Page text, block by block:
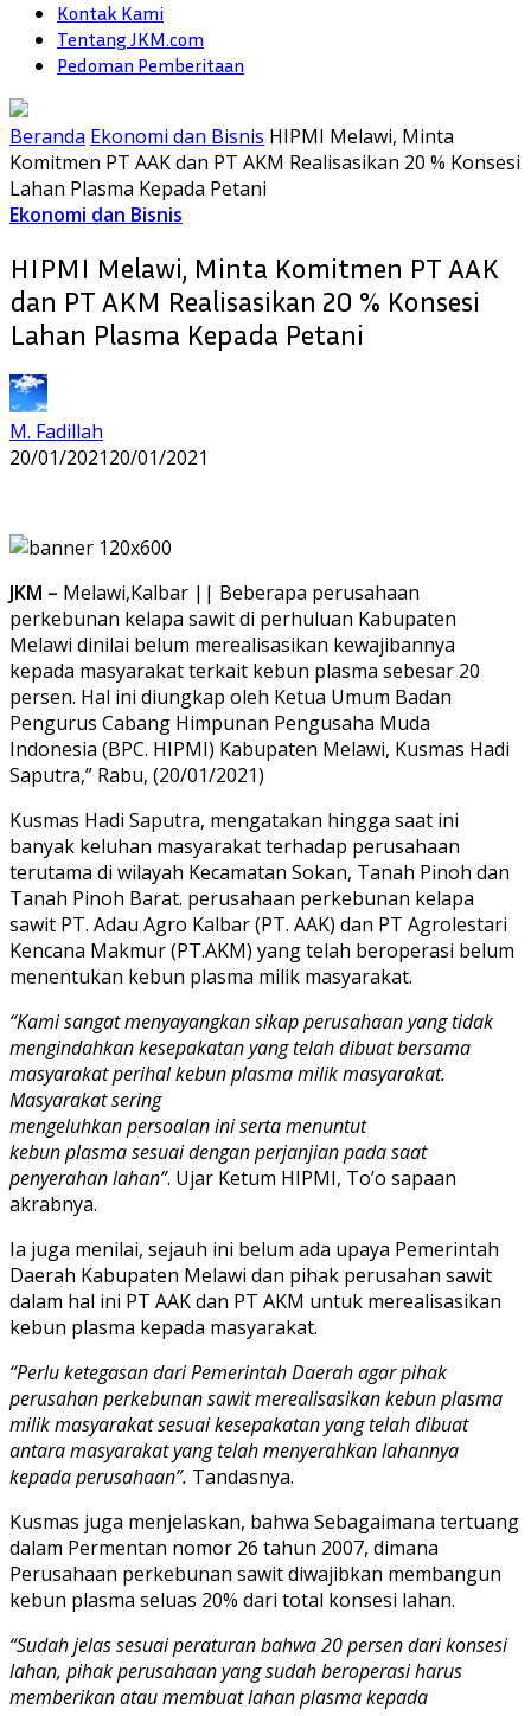
Kontak Kami
Tentang JKM.com
Pedoman Pemberitaan
Beranda Ekonomi dan Bisnis HIPMI Melawi, Minta
Komitmen PT AAK dan PT AKM Realisasikan 20 % Konsesi
Lahan Plasma Kepada Petani
Ekonomi dan Bisnis
HIPMI Melawi, Minta Komitmen PT AAK
dan PT AKM Realisasikan 20 % Konsesi
Lahan Plasma Kepada Petani
M. Fadillah
20/01/202120/01/2021
JKM – Melawi,Kalbar || Beberapa perusahaan
perkebunan kelapa sawit di perhuluan Kabupaten
Melawi dinilai belum merealisasikan kewajibannya
kepada masyarakat terkait kebun plasma sebesar 20
persen. Hal ini diungkap oleh Ketua Umum Badan
Pengurus Cabang Himpunan Pengusaha Muda
Indonesia (BPC. HIPMI) Kabupaten Melawi, Kusmas Hadi
Saputra,” Rabu, (20/01/2021)
Kusmas Hadi Saputra, mengatakan hingga saat ini
banyak keluhan masyarakat terhadap perusahaan
terutama di wilayah Kecamatan Sokan, Tanah Pinoh dan
Tanah Pinoh Barat. perusahaan perkebunan kelapa
sawit PT. Adau Agro Kalbar (PT. AAK) dan PT Agrolestari
Kencana Makmur (PT.AKM) yang telah beroperasi belum
menentukan kebun plasma milik masyarakat.
“Kami sangat menyayangkan sikap perusahaan yang tidak
mengindahkan kesepakatan yang telah dibuat bersama
masyarakat perihal kebun plasma milik masyarakat.
Masyarakat sering
mengeluhkan persoalan ini serta menuntut
kebun plasma sesuai dengan perjanjian pada saat
penyerahan lahan”. Ujar Ketum HIPMI, To’o sapaan
akrabnya.
Ia juga menilai, sejauh ini belum ada upaya Pemerintah
Daerah Kabupaten Melawi dan pihak perusahan sawit
dalam hal ini PT AAK dan PT AKM untuk merealisasikan
kebun plasma kepada masyarakat.
“Perlu ketegasan dari Pemerintah Daerah agar pihak
perusahan perkebunan sawit merealisasikan kebun plasma
milik masyarakat sesuai kesepakatan yang telah dibuat
antara masyarakat yang telah menyerahkan lahannya
kepada perusahaan”. Tandasnya.
Kusmas juga menjelaskan, bahwa Sebagaimana tertuang
dalam Permentan nomor 26 tahun 2007, dimana
Perusahaan perkebunan sawit diwajibkan membangun
kebun plasma seluas 20% dari total konsesi lahan.
“Sudah jelas sesuai peraturan bahwa 20 persen dari konsesi
lahan, pihak perusahaan yang sudah beroperasi harus
memberikan atau membuat lahan plasma kepada